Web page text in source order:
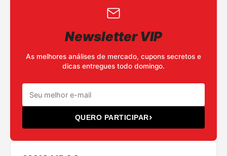
Newsletter VIP
As melhores análises de mercado, cupons secretos e
dicas entregues todo domingo.
QUERO PARTICIPAR›